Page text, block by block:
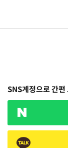
SNS계정으로 간편